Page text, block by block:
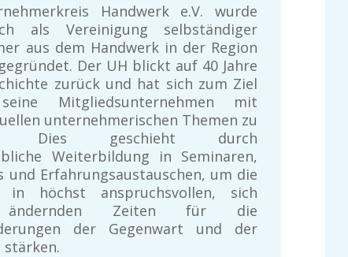
Handwerk e.V. wurde
als Vereinigung selbständiger
aus dem Handwerk in der Region
Der UH blickt auf 40 Jahre
zurück und hat sich zum Ziel
Mitgliedsunternehmen mit
unternehmerischen Themen zu
Dies geschieht durch
Weiterbildung in Seminaren,
und Erfahrungsaustauschen, um die
in höchst anspruchsvollen, sich
ändernden Zeiten für die
der Gegenwart und der